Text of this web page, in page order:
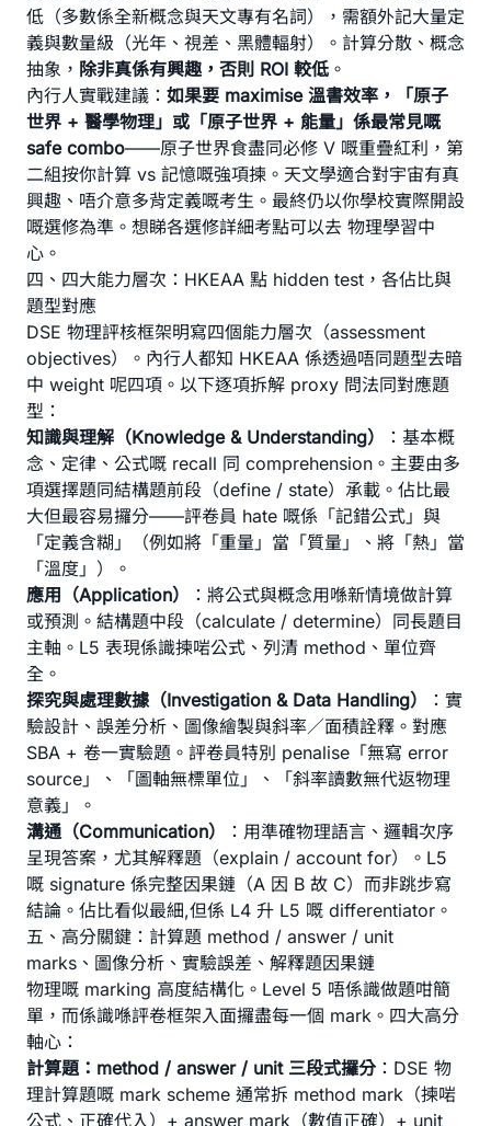
低（多數係全新概念與天文專有名詞），需額外記大量定
義與數量級（光年、視差、黑體輻射）。計算分散、概念
抽象， 除非真係有興趣，否則 ROI 較低 。
內行人實戰建議： 如果要 maximise 溫書效率，「原子
世界 + 醫學物理」或「原子世界 + 能量」係最常見嘅
safe combo——原子世界食盡同必修 V 嘅重疊紅利，第
二組按你計算 vs 記憶嘅強項揀。天文學適合對宇宙有真
興趣、唔介意多背定義嘅考生。最終仍以你學校實際開設
嘅選修為準。想睇各選修詳細考點可以去 物理學習中
心 。
四、四大能力層次：HKEAA 點 hidden test，各佔比與
題型對應
DSE 物理評核框架明寫四個能力層次（assessment
objectives）。內行人都知 HKEAA 係透過唔同題型去暗
中 weight 呢四項。以下逐項拆解 proxy 問法同對應題
型：
知識與理解（Knowledge & Understanding）
：基本概
念、定律、公式嘅 recall 同 comprehension。主要由多
項選擇題同結構題前段（define / state）承載。佔比最
大但最容易攞分——評卷員 hate 嘅係「記錯公式」與
「定義含糊」（例如將「重量」當「質量」、將「熱」當
「溫度」）。
應用（Application）
：將公式與概念用喺新情境做計算
或預測。結構題中段（calculate / determine）同長題目
主軸。L5 表現係識揀啱公式、列清 method、單位齊
全。
探究與處理數據（Investigation & Data Handling）
：實
驗設計、誤差分析、圖像繪製與斜率／面積詮釋。對應
SBA + 卷一實驗題。評卷員特別 penalise「無寫 error
source」、「圖軸無標單位」、「斜率讀數無代返物理
意義」。
溝通（Communication）
：用準確物理語言、邏輯次序
呈現答案，尤其解釋題（explain / account for）。L5
嘅 signature 係完整因果鏈（A 因 B 故 C）而非跳步寫
結論。佔比看似最細,但係 L4 升 L5 嘅 differentiator。
五、高分關鍵：計算題 method / answer / unit
marks、圖像分析、實驗誤差、解釋題因果鏈
物理嘅 marking 高度結構化。Level 5 唔係識做題咁簡
單，而係識喺評卷框架入面攞盡每一個 mark。四大高分
軸心：
計算題：method / answer / unit 三段式攞分：DSE 物
理計算題嘅 mark scheme 通常拆 method mark（揀啱
公式、正確代入）+ answer mark（數值正確）+ unit